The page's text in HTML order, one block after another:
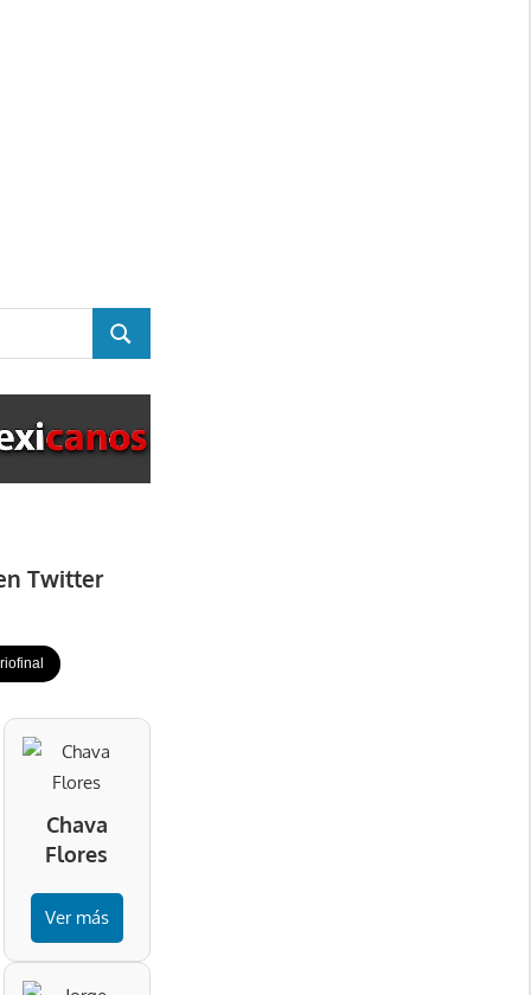
BUSCAR
Twitter
Chava
Flores
Ver más